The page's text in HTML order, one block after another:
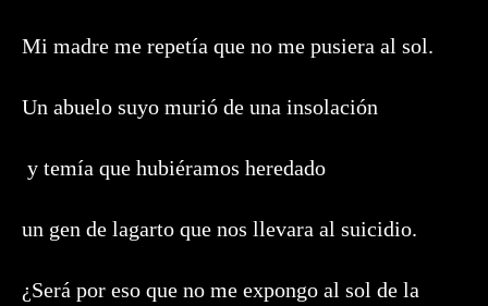
Mi madre me repetía que no me pusiera al sol.
Un abuelo suyo murió de una insolación
y temía que hubiéramos heredado
un gen de lagarto que nos llevara al suicidio.
¿Será por eso que no me expongo al sol de la